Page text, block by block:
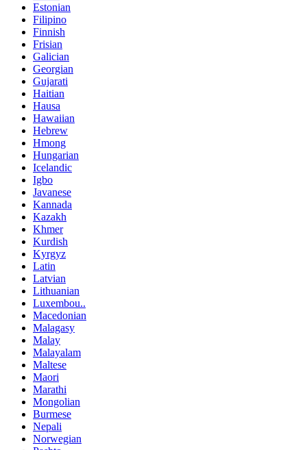
Estonian
Filipino
Finnish
Frisian
Galician
Georgian
Gujarati
Haitian
Hausa
Hawaiian
Hebrew
Hmong
Hungarian
Icelandic
Igbo
Javanese
Kannada
Kazakh
Khmer
Kurdish
Kyrgyz
Latin
Latvian
Lithuanian
Luxembou..
Macedonian
Malagasy
Malay
Malayalam
Maltese
Maori
Marathi
Mongolian
Burmese
Nepali
Norwegian